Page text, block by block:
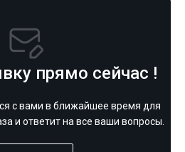
прямо сейчас !
с вами в ближайшее время для
и ответит на все ваши вопросы.